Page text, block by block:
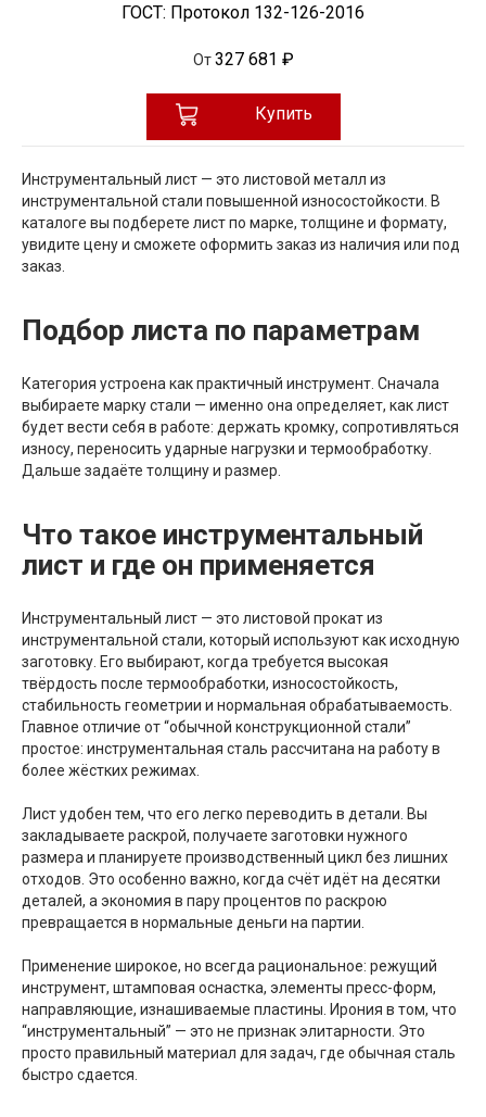
ГОСТ: Протокол 132-126-2016
От 327 681 ₽
Купить
Инструментальный лист — это листовой металл из
инструментальной стали повышенной износостойкости. В
каталоге вы подберете лист по марке, толщине и формату,
увидите цену и сможете оформить заказ из наличия или под
заказ.
Подбор листа по параметрам
Категория устроена как практичный инструмент. Сначала
выбираете марку стали — именно она определяет, как лист
будет вести себя в работе: держать кромку, сопротивляться
износу, переносить ударные нагрузки и термообработку.
Дальше задаёте толщину и размер.
Что такое инструментальный
лист и где он применяется
Инструментальный лист — это листовой прокат из
инструментальной стали, который используют как исходную
заготовку. Его выбирают, когда требуется высокая
твёрдость после термообработки, износостойкость,
стабильность геометрии и нормальная обрабатываемость.
Главное отличие от “обычной конструкционной стали”
простое: инструментальная сталь рассчитана на работу в
более жёстких режимах.
Лист удобен тем, что его легко переводить в детали. Вы
закладываете раскрой, получаете заготовки нужного
размера и планируете производственный цикл без лишних
отходов. Это особенно важно, когда счёт идёт на десятки
деталей, а экономия в пару процентов по раскрою
превращается в нормальные деньги на партии.
Применение широкое, но всегда рациональное: режущий
инструмент, штамповая оснастка, элементы пресс-форм,
направляющие, изнашиваемые пластины. Ирония в том, что
“инструментальный” — это не признак элитарности. Это
просто правильный материал для задач, где обычная сталь
быстро сдается.